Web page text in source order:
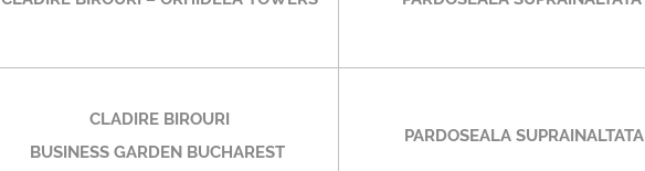
CLADIRE BIROURI
BUSINESS GARDEN BUCHAREST
PARDOSEALA SUPRAINALTATA